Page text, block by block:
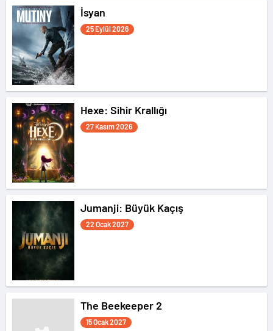
İsyan
25 Eylül 2026
Hexe: Sihir Krallığı
27 Kasım 2026
Jumanji: Büyük Kaçış
22 Ocak 2027
The Beekeeper 2
15 Ocak 2027